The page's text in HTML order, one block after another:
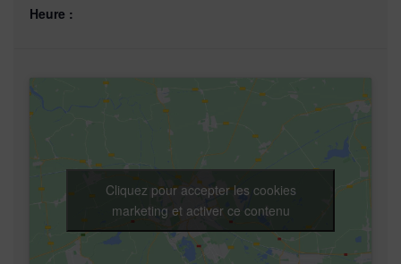
Heure :
Cliquez pour accepter les cookies
marketing et activer ce contenu